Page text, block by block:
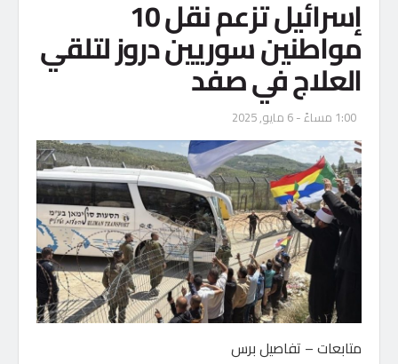
إسرائيل تزعم نقل 10
مواطنين سوريين دروز لتلقي
العلاج في صفد
1:00 مساءً - 6 مايو, 2025
متابعات – تفاصيل برس